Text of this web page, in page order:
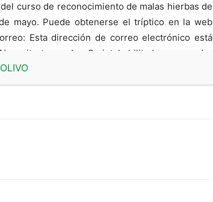
curso de reconocimiento de malas hierbas de
mayo. Puede obtenerse el tríptico en la web
Esta dirección de correo electrónico está
tener JavaScript habilitado para poder